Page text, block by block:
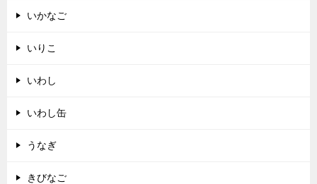
いかなご
いりこ
いわし
いわし缶
うなぎ
きびなご